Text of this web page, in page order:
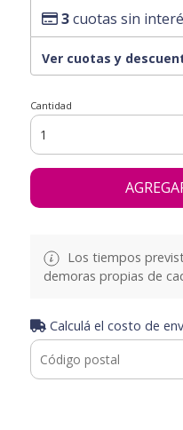
3cuotas sin
Ver cuotas y
Cantidad
Los tiempos
demoras propias de
Calculá el costo de